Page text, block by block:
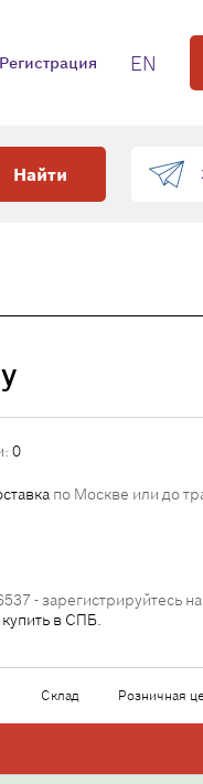
Регистрация EN
Найти
0
по Москве или до
- зарегистрируйтесь
в СПБ.
Склад Розничная